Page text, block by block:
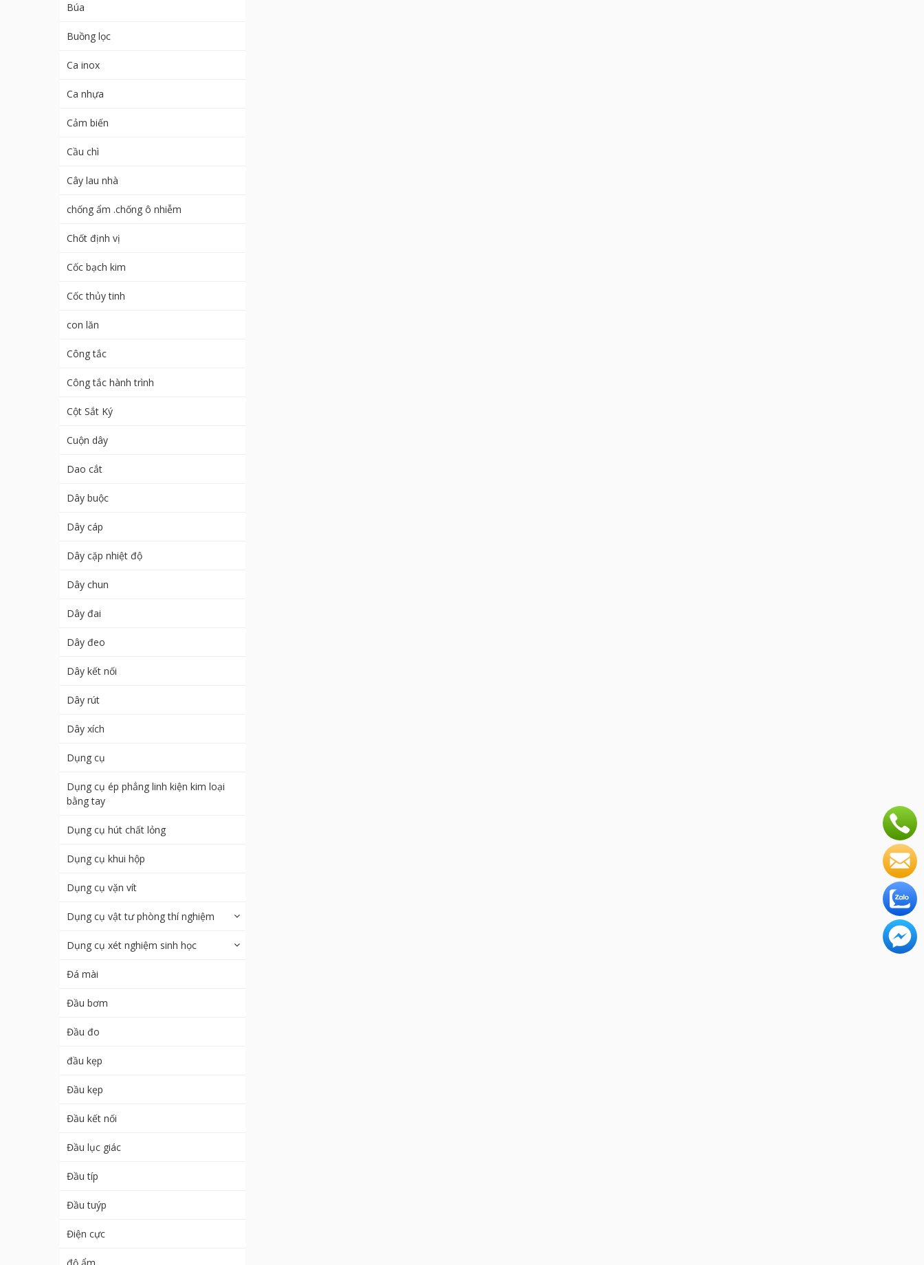
Búa
Buồng lọc
Ca inox
Ca nhựa
Cảm biến
Cầu chì
Cây lau nhà
chống ẩm .chống ô nhiễm
Chốt định vị
Cốc bạch kim
Cốc thủy tinh
con lăn
Công tắc
Công tắc hành trình
Cột Sắt Ký
Cuộn dây
Dao cắt
Dây buộc
Dây cáp
Dây cặp nhiệt độ
Dây chun
Dây đai
Dây đeo
Dây kết nối
Dây rút
Dây xích
Dụng cụ
Dụng cụ ép phẳng linh kiện kim loại
bằng tay
Dụng cụ hút chất lỏng
Dụng cụ khui hộp
Dụng cụ vặn vít
Dụng cụ vật tư phòng thí nghiệm
Dụng cụ xét nghiệm sinh học
Đá mài
Đầu bơm
Đầu đo
đầu kẹp
Đầu kẹp
Đầu kết nối
Đầu lục giác
Đầu típ
Đầu tuýp
Điện cực